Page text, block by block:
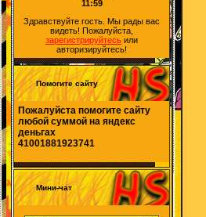
11:59
Здравствуйте гость. Мы рады вас
видеть! Пожалуйста,
зарегистрируйтесь или
авторизируйтесь!
Помогите сайту
Пожалуйста помогите сайту
любой суммой на яндекс
деньгах
41001881923741
Мини-чат